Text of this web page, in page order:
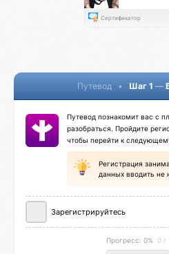
Сертификатор
Путевод • Шаг 1 —
Путевод познакомит вас с
разобраться. Пройдите
чтобы перейти к
Регистрация
данных вводить не
Зарегистрируйтесь
Прогресс: 0% 0 /